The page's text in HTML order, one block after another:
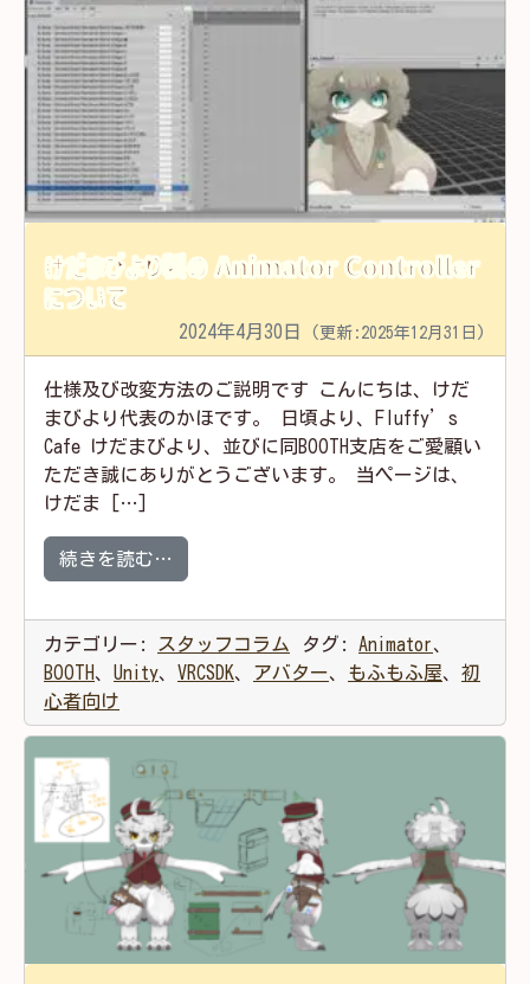
けだまびより製の Animator Controller
について
2024年4月30日 (更新:2025年12月31日)
仕様及び改変方法のご説明です こんにちは、けだ
まびより代表のかほです。 日頃より、Fluffy’s
Cafe けだまびより、並びに同BOOTH支店をご愛顧い
ただき誠にありがとうございます。 当ページは、
けだま […]
続きを読む…
カテゴリー: スタッフコラム タグ: Animator、
BOOTH、 Unity、 VRCSDK、 アバター、 もふもふ屋、 初
心者向け